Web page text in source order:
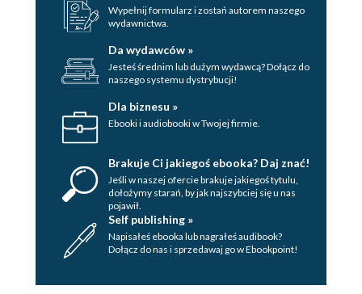
Wypełnij formularz i zostań autorem naszego
wydawnictwa.
Da wydawców »
Jesteś średnim lub dużym wydawcą? Dołącz do
naszego systemu dystrybucji!
Dla biznesu »
Ebooki i audiobooki w Twojej firmie.
Brakuje Ci jakiegoś ebooka? Daj znać!
Jeśli w naszej ofercie brakuje jakiegoś tytulu,
dołożymy starań, by jak najszybciej się u nas
pojawił.
Self publishing »
Napisałeś ebooka lub nagrałeś audibook?
Dołącz do nas i sprzedawaj go w Ebookpoint!